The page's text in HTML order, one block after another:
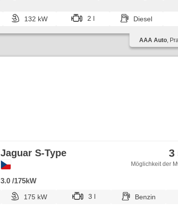
Anhängerkupplung, Reifendrucksensor, USB,
132 kW 2 l Diesel
AAA Auto,
Jaguar S-Type 3
Möglichkeit der
3.0 /175kW
175 kW 3 l Benzin